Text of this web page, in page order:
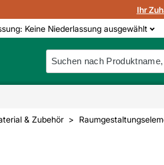
Ihr
: Keine Niederlassung ausgewählt
& Zubehör